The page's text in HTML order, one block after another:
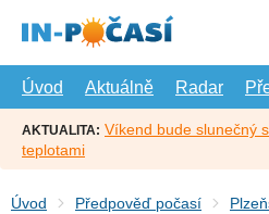
hlavní
Úvod
Aktuálně Radar
AKTUALITA: Víkend bude slunečný
teplotami
Úvod Předpověď počasí